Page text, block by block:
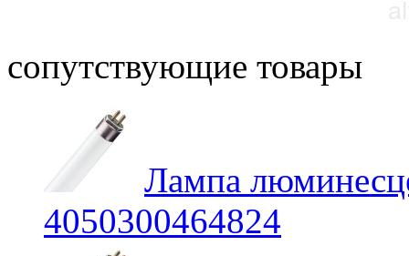
сопутствующие товары
Лампа
4050300464824